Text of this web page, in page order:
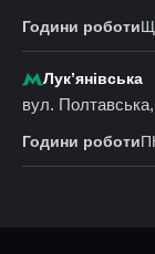
Години роботи
Лукʼянівська
вул.
Години роботи